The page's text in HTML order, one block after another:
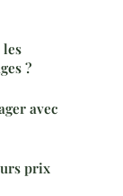
les
?
avec
prix